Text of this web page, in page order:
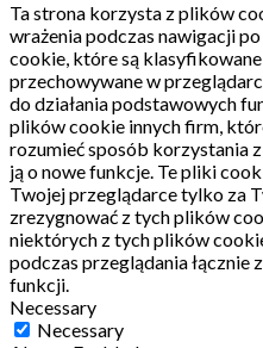
Ta strona korzysta z plików
wrażenia podczas nawigacji
cookie, które są
przechowywane w
do działania podstawowych
plików cookie innych firm,
rozumieć sposób korzystania
ją o nowe funkcje. Te pliki
Twojej przeglądarce tylko za
zrezygnować z tych plików
niektórych z tych plików
podczas przeglądania łącznie
funkcji.
Necessary
Necessary